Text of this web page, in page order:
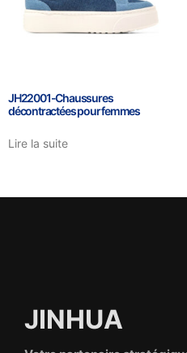
JH22001-Chaussures
décontractées pour femmes
Lire la suite
JINHUA